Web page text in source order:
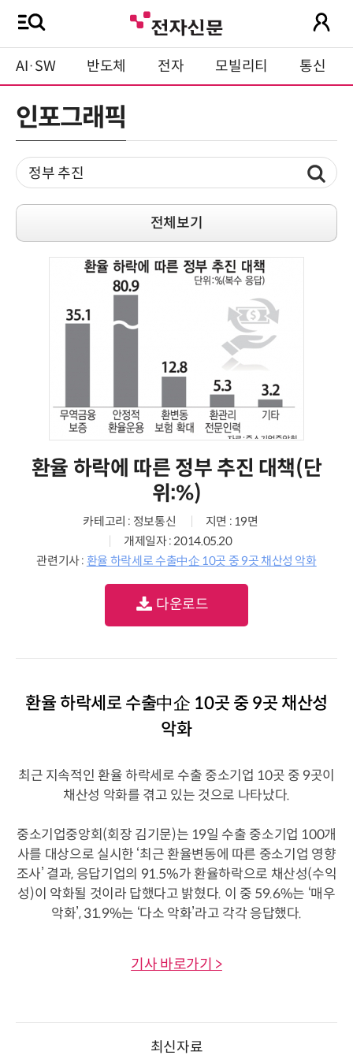
AI·SW 반도체 전자 모빌리티 통신
인포그래픽
전체보기
환율 하락에 따른 정부 추진 대책(단
위:%)
카테고리 : 정보통신
지면 : 19면
개제일자 : 2014.05.20
관련기사 : 환율 하락세로 수출中企 10곳 중 9곳 채산성 악화
다운로드
환율 하락세로 수출中企 10곳 중 9곳 채산성
악화
최근 지속적인 환율 하락세로 수출 중소기업 10곳 중 9곳이
채산성 악화를 겪고 있는 것으로 나타났다.
중소기업중앙회(회장 김기문)는 19일 수출 중소기업 100개
사를 대상으로 실시한 ‘최근 환율변동에 따른 중소기업 영향
조사’ 결과, 응답기업의 91.5%가 환율하락으로 채산성(수익
성)이 악화될 것이라 답했다고 밝혔다. 이 중 59.6%는 ‘매우
악화’, 31.9%는 ‘다소 악화’라고 각각 응답했다.
기사 바로가기 >
최신자료